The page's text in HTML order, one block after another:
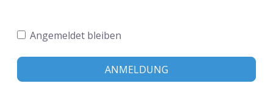
Angemeldet bleiben
ANMELDUNG